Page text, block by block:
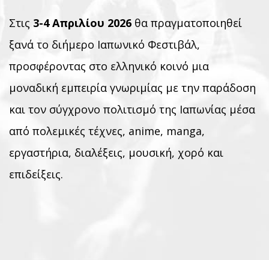
Στις 3-4 Απριλίου 2026 θα πραγματοποιηθεί
ξανά το διήμερο Ιαπωνικό Φεστιβάλ,
προσφέροντας στο ελληνικό κοινό μια
μοναδική εμπειρία γνωριμίας με την παράδοση
και τον σύγχρονο πολιτισμό της Ιαπωνίας μέσα
από πολεμικές τέχνες, anime, manga,
εργαστήρια, διαλέξεις, μουσική, χορό και
επιδείξεις.